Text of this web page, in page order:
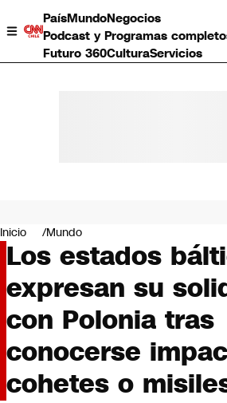
PaísMundoNegocios
Podcast y Programas
Futuro 360CulturaServicios
Negocios
Deportes
Programas completos
Cultura
Servicios
Bits
CNN tiempo
Futuro 360
Opinión
Inicio Mundo
Los estados
expresan su
con Polonia tras
conocerse
cohetes o